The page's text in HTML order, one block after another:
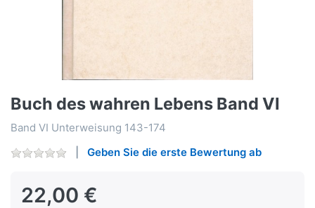
Buch des wahren Lebens Band VI
Band VI Unterweisung 143-174
Geben Sie die erste Bewertung ab
22,00 €